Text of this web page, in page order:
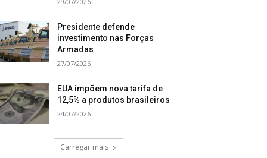
Presidente defende
investimento nas Forças
Armadas
27/07/2026
EUA impõem nova tarifa de
12,5% a produtos brasileiros
24/07/2026
Carregar mais